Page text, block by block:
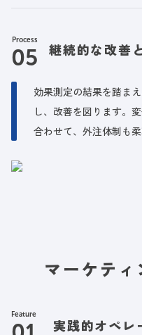
Process
継続的な改善
効果測定の結果を踏ま
し、改善を図ります。
合わせて、外注体制も
マーケテ
Feature
実践的オペレ